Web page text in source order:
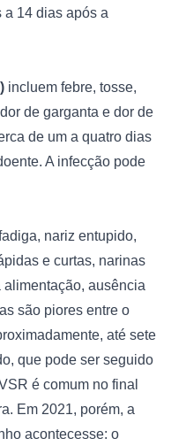
a 14 dias após a
incluem febre, tosse,
de garganta e dor de
de um a quatro dias
A infecção pode
nariz entupido,
e curtas, narinas
ausência
são piores entre o
até sete
que pode ser seguido
é comum no final
Em 2021, porém, a
acontecesse: o